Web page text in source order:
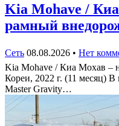
Kia Mohave /
рамный
Сеть 08.08.2026 • Нет
Kia Mohave / Киа Мохав –
Кореи, 2022 г. (11 месяц)
Master Gravity…